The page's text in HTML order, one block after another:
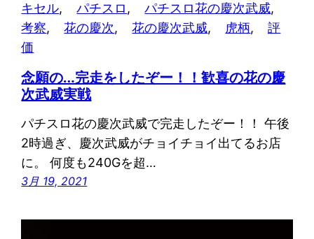
キセル, パチスロ , パチスロ花の慶次武威
考察, 花の慶次, 花の慶次武威, 虎柄,
評
価
念願の…完走をしたぞー！！歓喜の花の慶
次武威実戦
パチスロ花の慶次武威で完走したぞー！！ 午後
2時過ぎ、慶次武威がチョイチョイ出てるお店
に。 何度も240Gを超…
3月 19, 2021